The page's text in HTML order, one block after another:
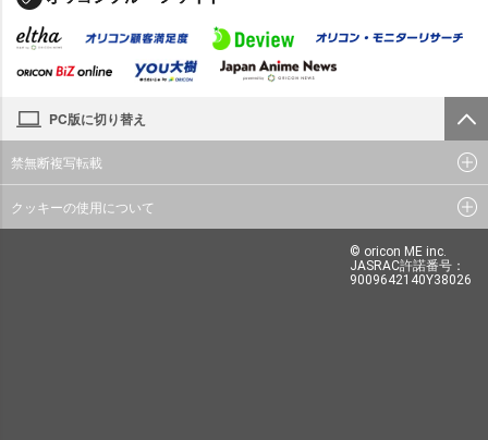
PC版に切り替え
禁無断複写転載
クッキーの使用について
© oricon ME inc.
JASRAC許諾番号：
9009642140Y38026